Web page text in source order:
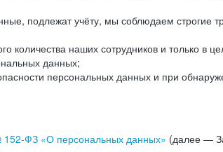
подлежат учёту, мы соблюдаем строгие
наших сотрудников и только в
данных;
персональных данных и при
152-ФЗ «О персональных данных» (далее —